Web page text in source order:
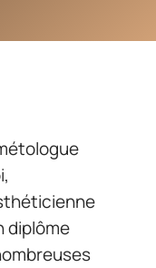
diplôme